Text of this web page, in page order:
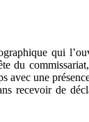
qui
du
une
recevoir de